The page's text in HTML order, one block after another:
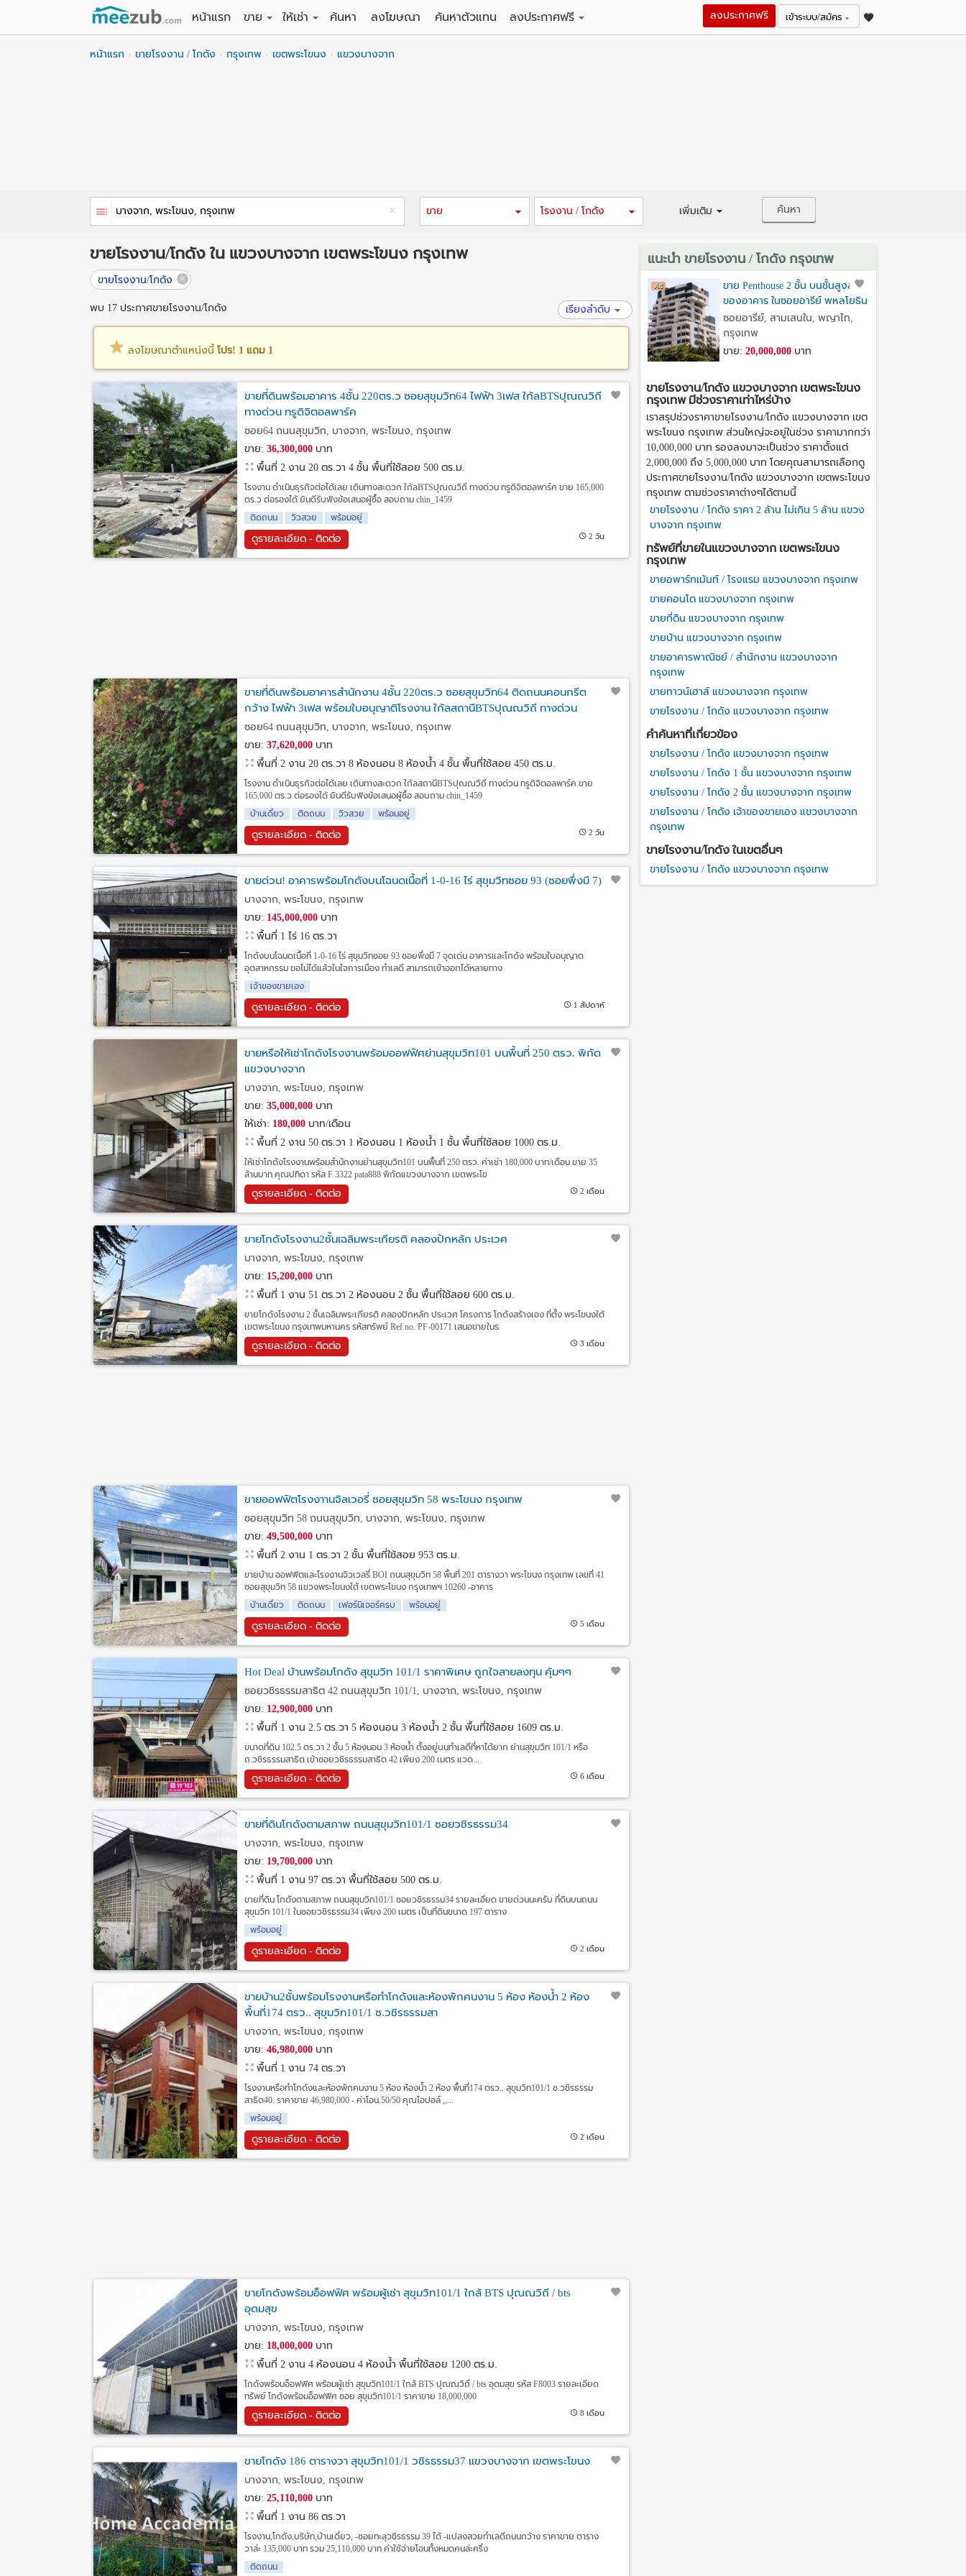
หน้าแรก
ขาย
ให้เช่า
ค้นหา ลงโฆษณา ค้นหาตัวแทน
ลงประกาศฟรี
เข้าระบบ/สมัคร
ลงประกาศฟรี
หน้าแรก ขายโรงงาน / โกดัง กรุงเทพ เขตพระโขนง แขวงบางจาก
ขาย โรงงาน / โกดัง เพิ่มเติม ค้นหา
ขายโรงงาน/โกดัง ใน แขวงบางจาก เขตพระโขนง กรุงเทพ
ขายโรงงาน/โกดัง
พบ 17 ประกาศขายโรงงาน/โกดัง เรียงลำดับ
ลงโฆษณาตำแหน่งนี้ โปร! 1 แถม 1
ขายที่ดินพร้อมอาคาร 4ชั้น 220ตร.ว ซอยสุขุมวิท64 ไฟฟ้า 3เฟส ใก้ลBTSปุณณวิถี
ทางด่วน ทรูดิจิตอลพาร์ค
ซอย64 ถนนสุขุมวิท, บางจาก, พระโขนง, กรุงเทพ
ขาย: 36,300,000 บาท
พื้นที่ 2 งาน 20 ตร.วา 4 ชั้น พื้นที่ใช้สอย 500 ตร.ม.
โรงงาน ดำเนินธุรกิจต่อได้เลย เดินทางสะดวก ใก้ลBTSปุณณวิถี ทางด่วน ทรูดิจิตอลพาร์ค ขาย 165,000
ตร.ว ต่อรองได้ ยินดีรับฟังข้อเสนอผู้ซื้อ สอบถาม chin_1459
ติดถนน
วิวสวย พร้อมอยู่
ดูรายละเอียด - ติดต่อ 2 วัน
ขายที่ดินพร้อมอาคารสำนักงาน 4ชั้น 220ตร.ว ซอยสุขุมวิท64 ติดถนนคอนกรีต
กว้าง ไฟฟ้า 3เฟส พร้อมใบอนุญาติโรงงาน ใก้ลสถานีBTSปุณณวิถี ทางด่วน
ซอย64 ถนนสุขุมวิท, บางจาก, พระโขนง, กรุงเทพ
ขาย: 37,620,000 บาท
พื้นที่ 2 งาน 20 ตร.วา 8 ห้องนอน 8 ห้องน้ำ 4 ชั้น พื้นที่ใช้สอย 450 ตร.ม.
โรงงาน ดำเนินธุรกิจต่อได้เลย เดินทางสะดวก ใก้ลสถานีBTSปุณณวิถี ทางด่วน ทรูดิจิตอลพาร์ค ขาย
165,000 ตร.ว ต่อรองได้ ยินดีรับฟังข้อเสนอผู้ซื้อ สอบถาม chin_1459
บ้านเดี่ยว
ติดถนน วิวสวย พร้อมอยู่
ดูรายละเอียด - ติดต่อ 2 วัน
ขายด่วน! อาคารพร้อมโกดังบนโฉนดเนื้อที่ 1-0-16 ไร่ สุขุมวิทซอย 93 (ซอยพึ่งมี 7)
บางจาก, พระโขนง, กรุงเทพ
ขาย: 145,000,000 บาท
พื้นที่ 1 ไร่ 16 ตร.วา
โกดังบนโฉนดเนื้อที่ 1-0-16 ไร่ สุขุมวิทซอย 93 ซอยพึ่งมี 7 จุดเด่น อาคารและโกดัง พร้อมใบอนุญาต
อุตสาหกรรม ขอไม่ได้แล้วในใจการเมือง ทำเลดี สามารถเข้าออกได้หลายทาง
เจ้าของขายเอง
ดูรายละเอียด - ติดต่อ 1 สัปดาห์
ขายหรือให้เช่าโกดังโรงงานพร้อมออฟฟิศย่านสุขุมวิท101 บนพื้นที่ 250 ตรว. พิกัด
แขวงบางจาก
บางจาก, พระโขนง, กรุงเทพ
ขาย: 35,000,000 บาท
ให้เช่า: 180,000 บาท/เดือน
พื้นที่ 2 งาน 50 ตร.วา 1 ห้องนอน 1 ห้องน้ำ 1 ชั้น พื้นที่ใช้สอย 1000 ตร.ม.
ให้เช่าโกดังโรงงานพร้อมสำนักงานย่านสุขุมวิท101 บนพื้นที่ 250 ตรว. ค่าเช่า 180,000 บาท/เดือน ขาย 35
ล้านบาท คุณปทิดา รหัส F 3322 pata888 พิกัดแขวงบางจาก เขตพระโข
ดูรายละเอียด - ติดต่อ 2 เดือน
ขายโกดังโรงงาน2ชั้นเฉลิมพระเกียรติ คลองปักหลัก ประเวศ
บางจาก, พระโขนง, กรุงเทพ
ขาย: 15,200,000 บาท
พื้นที่ 1 งาน 51 ตร.วา 2 ห้องนอน 2 ชั้น พื้นที่ใช้สอย 600 ตร.ม.
ขายโกดังโรงงาน 2 ชั้นเฉลิมพระเกียรติ คลองปักหลัก ประเวศ โครงการ โกดังสร้างเอง ที่ตั้ง พระโขนงใต้
เขตพระโขนง กรุงเทพมหานคร รหัสทรัพย์ Ref no. PF-00171 เสนอขายในร
ดูรายละเอียด - ติดต่อ 3 เดือน
ขายออฟฟิตโรงงาานจิลเวอรี่ ซอยสุขุมวิท 58 พระโขนง กรุงเทพ
ซอยสุขุมวิท 58 ถนนสุขุมวิท, บางจาก, พระโขนง, กรุงเทพ
ขาย: 49,500,000 บาท
พื้นที่ 2 งาน 1 ตร.วา 2 ชั้น พื้นที่ใช้สอย 953 ตร.ม.
ขายบ้าน ออฟฟิตและโรงงานจิวเวลรี่ BOI ถนนสุขุมวิท 58 พื้นที่ 201 ตารางวา พระโขนง กรุงเทพ เลขที่ 41
ซอยสุขุมวิท 58 แขวงพระโขนงใต้ เขตพระโขนง กรุงเทพฯ 10260 -อาคาร
บ้านเดี่ยว
ติดถนน เฟอร์นิเจอร์ครบ พร้อมอยู่
ดูรายละเอียด - ติดต่อ 5 เดือน
Hot Deal บ้านพร้อมโกดัง สุขุมวิท 101/1 ราคาพิเศษ ถูกใจสายลงทุน คุ้มๆๆ
ซอยวชิรธรรมสาธิต 42 ถนนสุขุมวิท 101/1, บางจาก, พระโขนง, กรุงเทพ
ขาย: 12,900,000 บาท
พื้นที่ 1 งาน 2.5 ตร.วา 5 ห้องนอน 3 ห้องน้ำ 2 ชั้น พื้นที่ใช้สอย 1609 ตร.ม.
ขนาดที่ดิน 102.5 ตร.วา 2 ชั้น 5 ห้องนอน 3 ห้องน้ำ ตั้งอยู่บนทำเลดีที่หาได้ยาก ย่านสุขุมวิท 101/1 หรือ
ถ.วชิรธรรมสาธิต เข้าซอยวชิรธรรมสาธิต 42 เพียง 200 เมตร แวด...
ดูรายละเอียด - ติดต่อ 6 เดือน
ขายที่ดินโกดังตามสภาพ ถนนสุขุมวิท101/1 ซอยวชิรธรรม34
บางจาก, พระโขนง, กรุงเทพ
ขาย: 19,700,000 บาท
พื้นที่ 1 งาน 97 ตร.วา พื้นที่ใช้สอย 500 ตร.ม.
ขายที่ดิน โกดังตามสภาพ ถนนสุขุมวิท101/1 ซอยวชิรธรรม34 รายละเอียด ขายด่วนนะครับ ที่ดินบนถนน
สุขุมวิท 101/1 ในซอยวชิรธรรม34 เพียง 200 เมตร เป็นที่ดินขนาด 197 ตาราง
พร้อมอยู่
ดูรายละเอียด - ติดต่อ 2 เดือน
ขายบ้าน2ชั้นพร้อมโรงงานหรือทำโกดังและห้องพักคนงาน 5 ห้อง ห้องน้ำ 2 ห้อง
พื้นที่174 ตรว.. สุขุมวิท101/1 ซ.วชิรธรรมสา
บางจาก, พระโขนง, กรุงเทพ
ขาย: 46,980,000 บาท
พื้นที่ 1 งาน 74 ตร.วา
โรงงานหรือทำโกดังและห้องพักคนงาน 5 ห้อง ห้องน้ำ 2 ห้อง พื้นที่174 ตรว.. สุขุมวิท101/1 ซ.วชิรธรรม
สาธิต40. ราคาขาย 46,980,000 - ค่าโอน.50/50 คุณโอปอล์ ,,...
พร้อมอยู่
ดูรายละเอียด - ติดต่อ 2 เดือน
ขายโกดังพร้อมอ็อฟฟิศ พร้อมผู้เช่า สุขุมวิท101/1 ใกล้ BTS ปุณณวิถี / bts
อุดมสุข
บางจาก, พระโขนง, กรุงเทพ
ขาย: 18,000,000 บาท
พื้นที่ 2 งาน 4 ห้องนอน 4 ห้องน้ำ พื้นที่ใช้สอย 1200 ตร.ม.
โกดังพร้อมอ็อฟฟิศ พร้อมผู้เช่า สุขุมวิท101/1 ใกล้ BTS ปุณณวิถี / bts อุดมสุข รหัส F8003 รายละเอียด
ทรัพย์ โกดังพร้อมอ็อฟฟิศ ซอย สุขุมวิท101/1 ราคาขาย 18,000,000
ดูรายละเอียด - ติดต่อ 8 เดือน
ขายโกดัง 186 ตารางวา สุขุมวิท101/1 วชิรธรรม37 แขวงบางจาก เขตพระโขนง
บางจาก, พระโขนง, กรุงเทพ
ขาย: 25,110,000 บาท
พื้นที่ 1 งาน 86 ตร.วา
โรงงาน,โกดัง,บริษัท,บ้านเดี่ยว, -ซอยทะลุวชิรธรรม 39 ได้ -แปลงสวยทำเลดีถนนกว้าง ราคาขาย ตาราง
วาล่ะ 135,000 บาท รวม 25,110,000 บาท ค่าใช้จ่ายโอนทั้งหมดคนล่ะครึ่ง
ติดถนน
แนะนำ ขายโรงงาน / โกดัง กรุงเทพ
ขาย Penthouse 2 ชั้น บนชั้นสูงสุด
ของอาคาร ในซอยอารีย์ พหลโยธิน
7
ซอยอารีย์, สามเสนใน, พญาไท,
กรุงเทพ
ขาย: 20,000,000บาท
ขายโรงงาน/โกดัง แขวงบางจาก เขตพระโขนง
กรุงเทพ มีช่วงราคาเท่าไหร่บ้าง
เราสรุปช่วงราคาขายโรงงาน/โกดัง แขวงบางจาก เขต
พระโขนง กรุงเทพ ส่วนใหญ่จะอยู่ในช่วง ราคามากกว่า
10,000,000 บาท รองลงมาจะเป็นช่วง ราคาตั้งแต่
2,000,000 ถึง 5,000,000 บาท โดยคุณสามารถเลือกดู
ประกาศขายโรงงาน/โกดัง แขวงบางจาก เขตพระโขนง
กรุงเทพ ตามช่วงราคาต่างๆได้ตามนี้
ขายโรงงาน / โกดัง ราคา 2 ล้าน ไม่เกิน 5 ล้าน แขวง
บางจาก กรุงเทพ
ทรัพย์ที่ขายในแขวงบางจาก เขตพระโขนง
กรุงเทพ
ขายอพาร์ทเม้นท์ / โรงแรม แขวงบางจาก กรุงเทพ
ขายคอนโด แขวงบางจาก กรุงเทพ
ขายที่ดิน แขวงบางจาก กรุงเทพ
ขายบ้าน แขวงบางจาก กรุงเทพ
ขายอาคารพาณิชย์ / สำนักงาน แขวงบางจาก
กรุงเทพ
ขายทาวน์เฮาส์ แขวงบางจาก กรุงเทพ
ขายโรงงาน / โกดัง แขวงบางจาก กรุงเทพ
คำค้นหาที่เกี่ยวข้อง
ขายโรงงาน / โกดัง แขวงบางจาก กรุงเทพ
ขายโรงงาน / โกดัง 1 ชั้น แขวงบางจาก กรุงเทพ
ขายโรงงาน / โกดัง 2 ชั้น แขวงบางจาก กรุงเทพ
ขายโรงงาน / โกดัง เจ้าของขายเอง แขวงบางจาก
กรุงเทพ
ขายโรงงาน/โกดัง ในเขตอื่นๆ
ขายโรงงาน / โกดัง แขวงบางจาก กรุงเทพ